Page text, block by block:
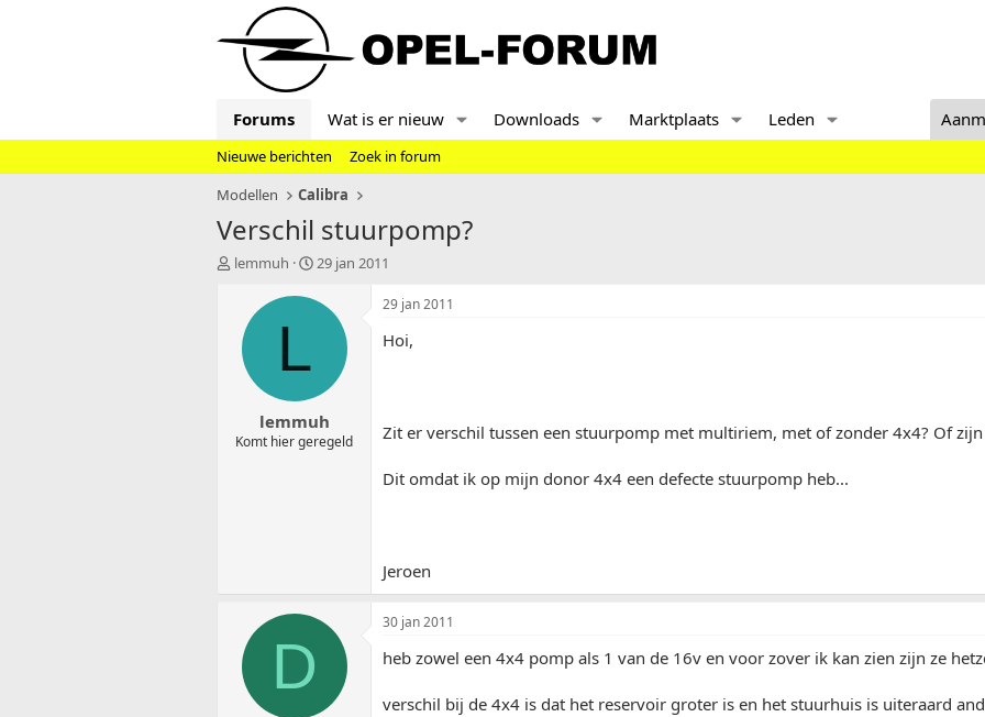
Forums Wat is er nieuw Downloads Marktplaats Leden
Nieuwe berichten
Zoek in forum
Modellen
Calibra
Verschil stuurpomp?
T
t
lemmuh
S
a
t
u
m
29 jan 2011
L
lemmuh
Komt hier geregeld
29 jan 2011
Hoi,
Zit er verschil tussen een stuurpomp met multiriem, met of zonder 4x4? Of
Dit omdat ik op mijn donor 4x4 een defecte stuurpomp heb...
Jeroen
D
30 jan 2011
heb zowel een 4x4 pomp als 1 van de 16v en voor zover ik kan zien zijn ze
verschil bij de 4x4 is dat het reservoir groter is en het stuurhuis is uiteraard